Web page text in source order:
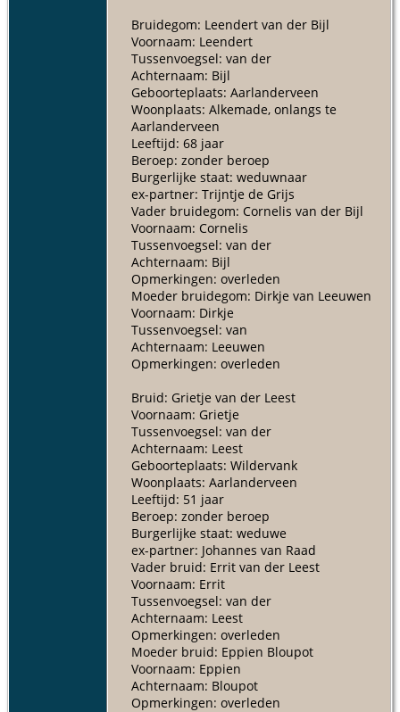
Bruidegom: Leendert van der Bijl
Voornaam: Leendert
Tussenvoegsel: van der
Achternaam: Bijl
Geboorteplaats: Aarlanderveen
Woonplaats: Alkemade, onlangs te
Aarlanderveen
Leeftijd: 68 jaar
Beroep: zonder beroep
Burgerlijke staat: weduwnaar
ex-partner: Trijntje de Grijs
Vader bruidegom: Cornelis van der Bijl
Voornaam: Cornelis
Tussenvoegsel: van der
Achternaam: Bijl
Opmerkingen: overleden
Moeder bruidegom: Dirkje van Leeuwen
Voornaam: Dirkje
Tussenvoegsel: van
Achternaam: Leeuwen
Opmerkingen: overleden
Bruid: Grietje van der Leest
Voornaam: Grietje
Tussenvoegsel: van der
Achternaam: Leest
Geboorteplaats: Wildervank
Woonplaats: Aarlanderveen
Leeftijd: 51 jaar
Beroep: zonder beroep
Burgerlijke staat: weduwe
ex-partner: Johannes van Raad
Vader bruid: Errit van der Leest
Voornaam: Errit
Tussenvoegsel: van der
Achternaam: Leest
Opmerkingen: overleden
Moeder bruid: Eppien Bloupot
Voornaam: Eppien
Achternaam: Bloupot
Opmerkingen: overleden